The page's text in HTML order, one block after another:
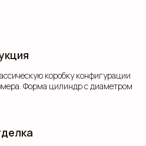
коробку конфигурации
Форма цилиндр с диаметром